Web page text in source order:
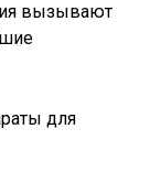
вызывают
для